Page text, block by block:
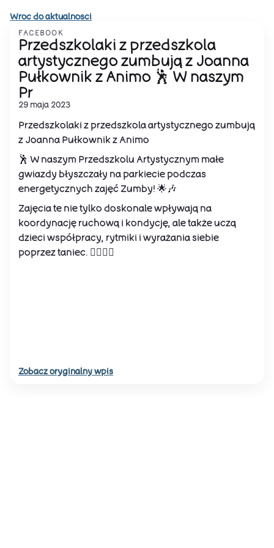
Wroc do aktualnosci
FACEBOOK
Przedszkolaki z przedszkola
artystycznego zumbują z Joanna
Pułkownik z Animo 🕺 W naszym
Pr
29 maja 2023
Przedszkolaki z przedszkola artystycznego zumbują
z Joanna Pułkownik z Animo
🕺 W naszym Przedszkolu Artystycznym małe
gwiazdy błyszczały na parkiecie podczas
energetycznych zajęć Zumby! 🌟🎶
Zajęcia te nie tylko doskonale wpływają na
koordynację ruchową i kondycję, ale także uczą
dzieci współpracy, rytmiki i wyrażania siebie
poprzez taniec. 🤸‍♀️👯‍♂️
Zobacz oryginalny wpis